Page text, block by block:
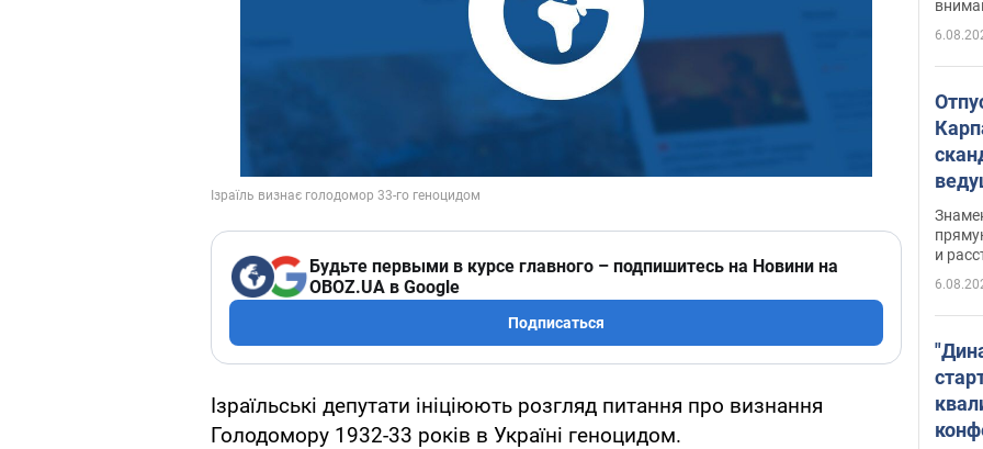
Будьте первыми в курсе главного – подпишитесь на Новини на
OBOZ.UA в Google
Подписаться
Ізраїльські депутати ініціюють розгляд питання про визнання
Голодомору 1932-33 років в Україні геноцидом.
и